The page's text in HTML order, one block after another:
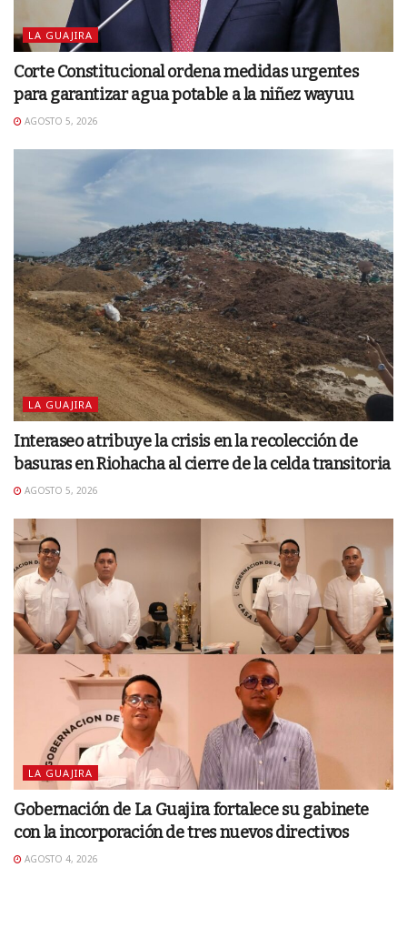
LA GUAJIRA
Corte Constitucional ordena medidas urgentes
para garantizar agua potable a la niñez wayuu
AGOSTO 5, 2026
LA GUAJIRA
Interaseo atribuye la crisis en la recolección de
basuras en Riohacha al cierre de la celda transitoria
AGOSTO 5, 2026
LA GUAJIRA
Gobernación de La Guajira fortalece su gabinete
con la incorporación de tres nuevos directivos
AGOSTO 4, 2026